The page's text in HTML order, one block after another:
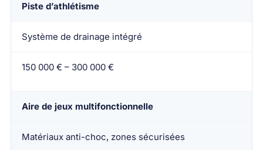
Piste d’athlétisme
Système de drainage intégré
150 000 € – 300 000 €
Aire de jeux multifonctionnelle
Matériaux anti-choc, zones sécurisées